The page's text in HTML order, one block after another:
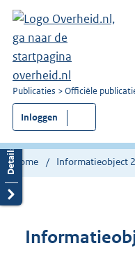
U
bent
nu
hier:
Publicaties Officiële
Inloggen
Home Informatieobject